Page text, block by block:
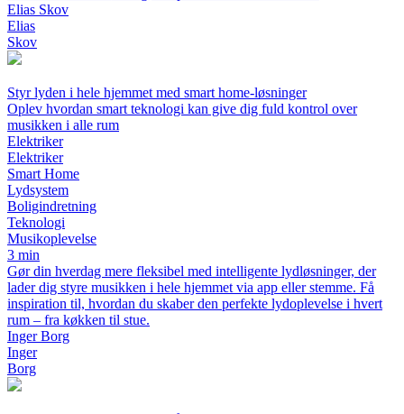
Elias Skov
Elias
Skov
Styr lyden i hele hjemmet med smart home-løsninger
Oplev hvordan smart teknologi kan give dig fuld kontrol over
musikken i alle rum
Elektriker
Elektriker
Smart Home
Lydsystem
Boligindretning
Teknologi
Musikoplevelse
3 min
Gør din hverdag mere fleksibel med intelligente lydløsninger, der
lader dig styre musikken i hele hjemmet via app eller stemme. Få
inspiration til, hvordan du skaber den perfekte lydoplevelse i hvert
rum – fra køkken til stue.
Inger Borg
Inger
Borg